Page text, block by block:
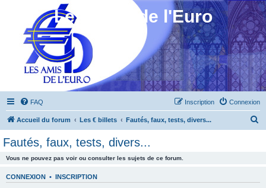
Les Amis de l'Euro
FAQ Connexion
Inscription
Accueil du forum Les € billets Fautés, faux, tests, divers...
Fautés, faux, tests, divers...
Vous ne pouvez pas voir ou consulter les sujets de ce forum.
CONNEXION • INSCRIPTION